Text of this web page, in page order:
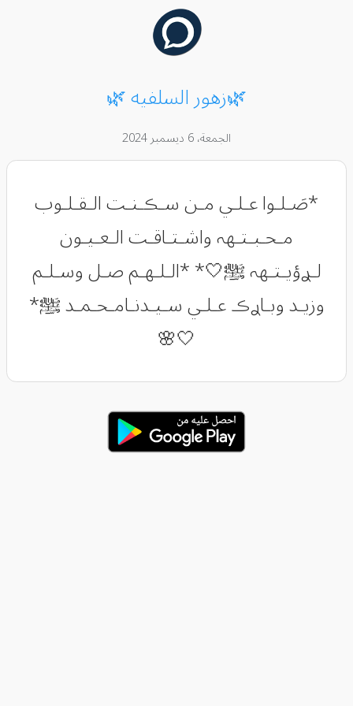
🌿زهور السلفيه 🌿
الجمعة، 6 ديسمبر 2024
*صَـلـوا عـلـي مـن سـڪـنـت الـقـلـوب
مـحـبـتـهہ واشـتـاقـت الـعـيـون
لـࢪؤيـتـهہ ﷺ🤍* *الـلـهـم صـل وسـلـم
وزيـد وبـاࢪڪ عـلـي سـيـدنـامـحـمـد ﷺ*
🤍🌸